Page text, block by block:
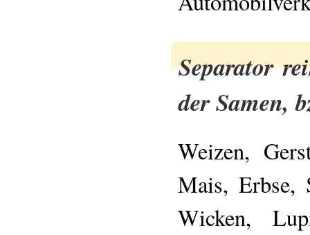
Separator
der Samen,
Weizen,
Mais, Erbse,
Wicken,